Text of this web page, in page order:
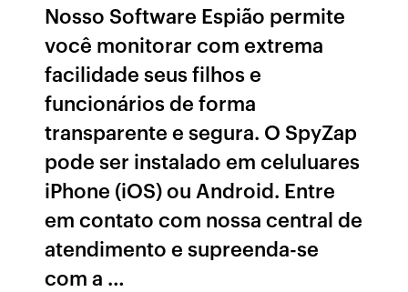
Nosso Software Espião permite
você monitorar com extrema
facilidade seus filhos e
funcionários de forma
transparente e segura. O SpyZap
pode ser instalado em celuluares
iPhone (iOS) ou Android. Entre
em contato com nossa central de
atendimento e supreenda-se
com a …